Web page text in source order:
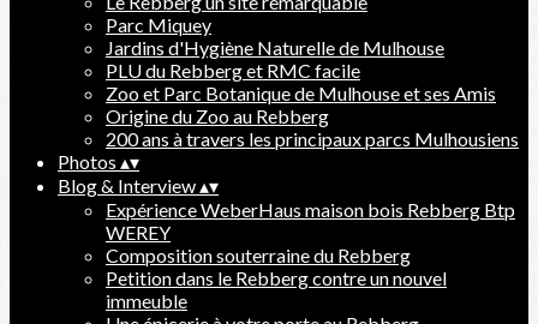
Parc Miquey
Jardins d'Hygiène Naturelle de Mulhouse
PLU du Rebberg et RMC facile
Zoo et Parc Botanique de Mulhouse et ses Amis
Origine du Zoo au Rebberg
200 ans à travers les principaux parcs Mulhousiens
Photos ▴▾
Blog & Interview▴▾
Expérience WeberHaus maison bois Rebberg Btp
WEREY
Composition souterraine du Rebberg
Petition dans le Rebberg contre un nouvel
immeuble